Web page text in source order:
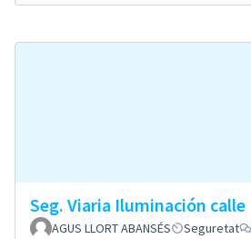
Seg. Viaria Iluminación calle
AGUS LLORT ABANSÉS
Seguretat